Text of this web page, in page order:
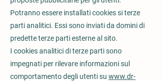
Potranno essere installati cookies si terze
parti analitici. Essi sono inviati da domini di
predette terze parti esterne al sito.
I cookies analitici di terze parti sono
impegnati per rilevare informazioni sul
comportamento degli utenti su www.dr-